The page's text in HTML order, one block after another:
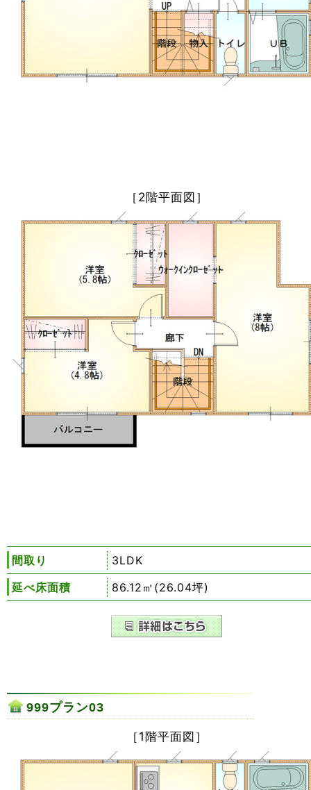
［2階平面図］
間取り
3LDK
延べ床面積
86.12㎡(26.04坪)
999プラン03
［1階平面図］